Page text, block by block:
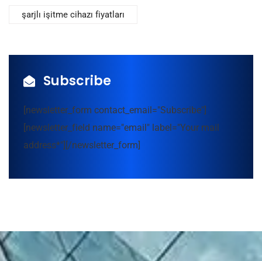
şarjlı işitme cihazı fiyatları
Subscribe
[newsletter_form contact_email="Subscribe"]
[newsletter_field name="email" label="Your mail
address*"][/newsletter_form]